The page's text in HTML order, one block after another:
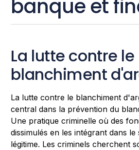
banque et
La lutte contre le
blanchiment
La lutte contre le blanchiment
central dans la prévention du
Une pratique criminelle où des
dissimulés en les intégrant dans
légitime. Les criminels cherchent